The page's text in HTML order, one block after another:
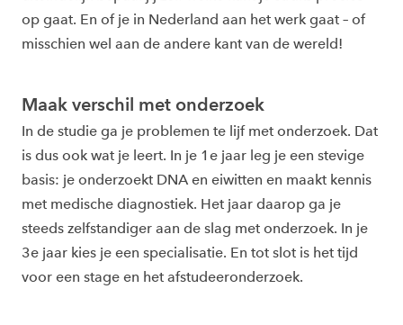
op gaat. En of je in Nederland aan het werk gaat – of
misschien wel aan de andere kant van de wereld!
Maak verschil met onderzoek
In de studie ga je problemen te lijf met onderzoek. Dat
is dus ook wat je leert. In je 1e jaar leg je een stevige
basis: je onderzoekt DNA en eiwitten en maakt kennis
met medische diagnostiek. Het jaar daarop ga je
steeds zelfstandiger aan de slag met onderzoek. In je
3e jaar kies je een specialisatie. En tot slot is het tijd
voor een stage en het afstudeeronderzoek.